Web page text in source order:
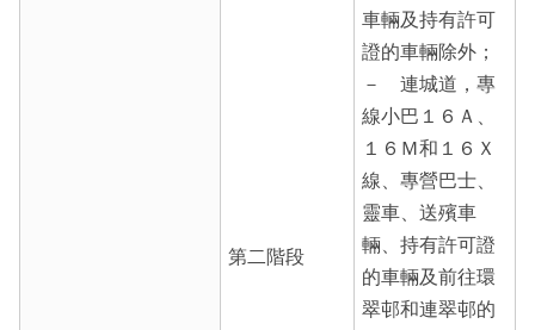
第二階段
車輛及持有許可
證的車輛除外；
－ 連城道，專
線小巴１６Ａ、
１６Ｍ和１６Ｘ
線、專營巴士、
靈車、送殯車
輛、持有許可證
的車輛及前往環
翠邨和連翠邨的